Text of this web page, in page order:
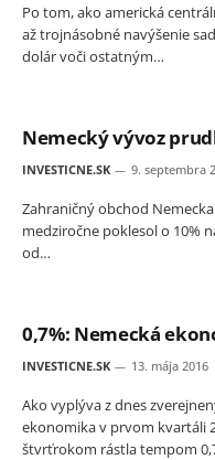
Po tom, ako americká
až trojnásobné navýšenie
dolár voči ostatným…
Nemecký vývoz
INVESTICNE.SK 9. septembra
Zahraničný obchod
medziročne poklesol o 10%
od…
0,7%: Nemecká
INVESTICNE.SK 13. mája 2016
Ako vyplýva z dnes
ekonomika v prvom kvartáli
štvrťrokom rástla tempom